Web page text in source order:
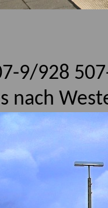
9/928
nach